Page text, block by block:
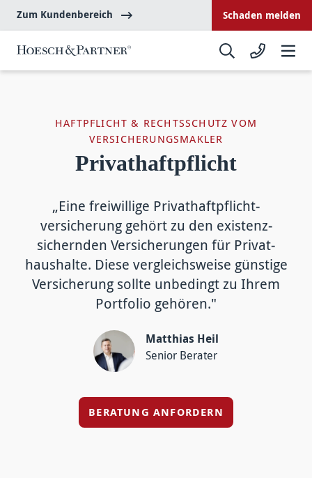
Zum Kundenbereich Schaden melden
Privathaftpflicht
HAFTPFLICHT & RECHTSSCHUTZ VOM
VERSICHERUNGS­MAKLER
„Eine freiwillige Privat­haftpflicht­
versicherung gehört zu den existenz­
sichernden Versicher­ungen für Privat­
haushalte. Diese vergleichs­weise günstige
Versicherung sollte unbedingt zu Ihrem
Port­folio gehören."
Matthias Heil
Senior Berater
BERATUNG ANFORDERN